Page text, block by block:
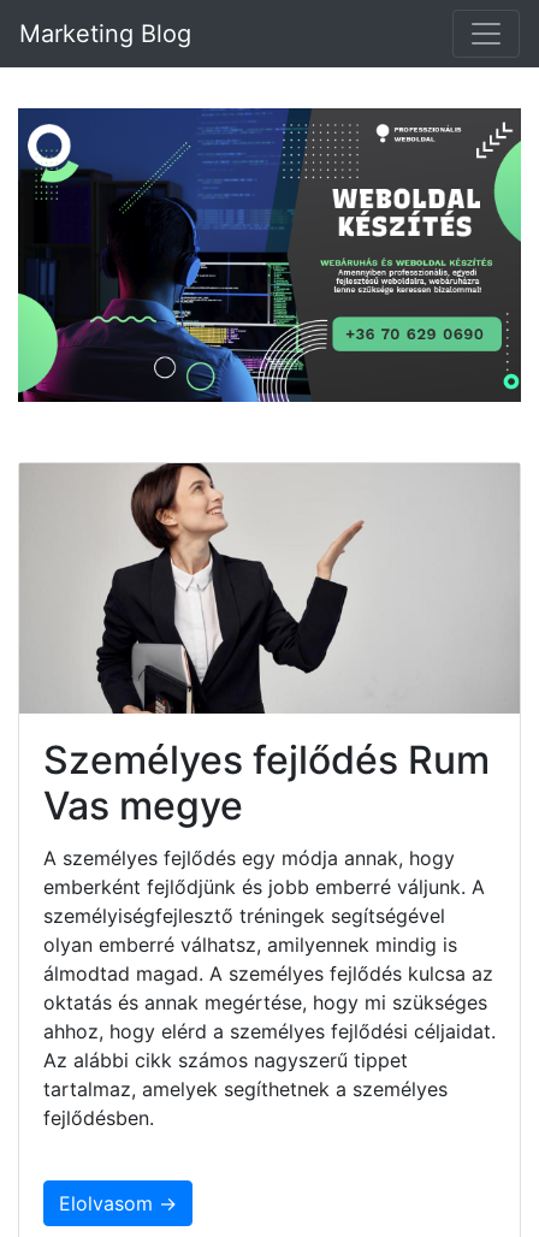
Marketing Blog
Személyes fejlődés Rum
Vas megye
A személyes fejlődés egy módja annak, hogy
emberként fejlődjünk és jobb emberré váljunk. A
személyiségfejlesztő tréningek segítségével
olyan emberré válhatsz, amilyennek mindig is
álmodtad magad. A személyes fejlődés kulcsa az
oktatás és annak megértése, hogy mi szükséges
ahhoz, hogy elérd a személyes fejlődési céljaidat.
Az alábbi cikk számos nagyszerű tippet
tartalmaz, amelyek segíthetnek a személyes
fejlődésben.
Elolvasom →